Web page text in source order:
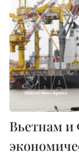
Вьетнам